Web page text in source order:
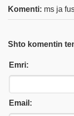
Komenti: ms ja
Shto komentin
Emri:
Email: